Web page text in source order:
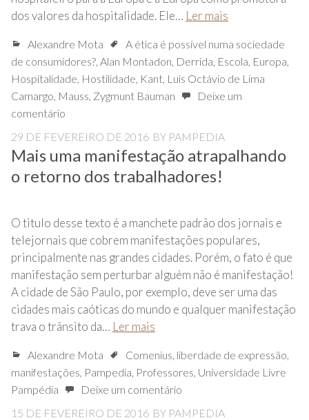
dos valores da hospitalidade. Ele… Ler mais
Alexandre Mota
A ética é possível numa sociedade
de consumidores?, Alan Montadon, Derrida, Escola, Europa,
Hospitalidade, Hostilidade, Kant, Luis Octávio de Lima
Camargo, Mauss, Zygmunt Bauman
Deixe um
comentário
29 DE FEVEREIRO DE 2016 BY PAMPEDIA
Mais uma manifestação atrapalhando
o retorno dos trabalhadores!
O titulo desse texto é a manchete padrão dos jornais e
telejornais que cobrem manifestações populares,
principalmente nas grandes cidades. Porém, o fato é que
manifestação sem perturbar alguém não é manifestação!
A cidade de São Paulo, por exemplo, deve ser uma das
cidades mais caóticas do mundo e qualquer manifestação
trava o trânsito da… Ler mais
Alexandre Mota Comenius, liberdade de expressão,
manifestações, Pampedia, Professores, Universidade Livre
Pampédia
Deixe um comentário
15 DE FEVEREIRO DE 2016 BY PAMPEDIA